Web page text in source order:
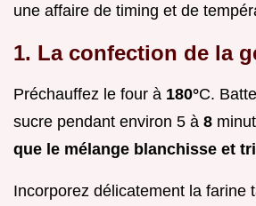
une affaire de timing et de
1. La confection de la
Préchauffez le four à 180°C.
sucre pendant environ 5 à 8
que le mélange blanchisse et
Incorporez délicatement la farine